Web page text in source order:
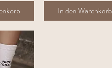
In den Warenkorb